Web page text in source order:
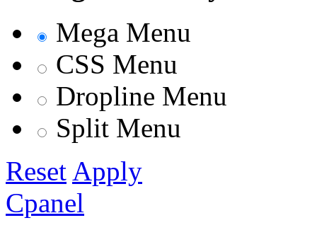
Mega Menu
CSS Menu
Dropline Menu
Split Menu
Reset Apply
Cpanel